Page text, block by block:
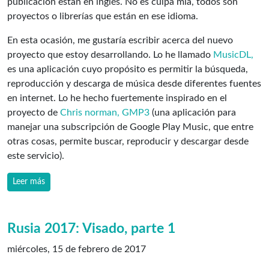
proyectos o librerías que están en ese idioma.
En esta ocasión, me gustaría escribir acerca del nuevo
proyecto que estoy desarrollando. Lo he llamado MusicDL,
es una aplicación cuyo propósito es permitir la búsqueda,
reproducción y descarga de música desde diferentes fuentes
en internet. Lo he hecho fuertemente inspirado en el
proyecto de Chris norman, GMP3 (una aplicación para
manejar una subscripción de Google Play Music, que entre
otras cosas, permite buscar, reproducir y descargar desde
este servicio).
Leer más
Rusia 2017: Visado, parte 1
miércoles, 15 de febrero de 2017